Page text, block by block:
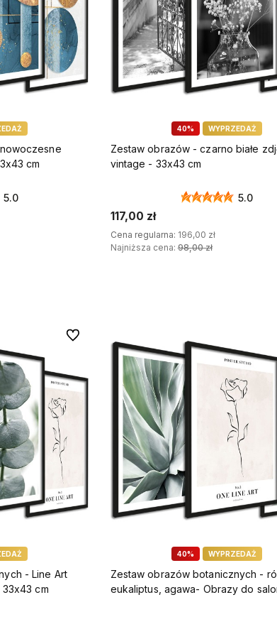
z tradycjami
dekoracji
w
Zaufanie tysięcy klientów
Szybka realizacja
zamówień
Kupujesz w 100% unikatowy
cm
5.0
40% WYPRZEDAŻ
Zestaw obrazów - czarno białe
vintage - 33x43 cm
5.0
117,00 zł
Cena regularna: 196,00 zł
Najniższa cena:98,00 zł
- Line Art
cm
Do ulubionych
40% WYPRZEDAŻ
Zestaw obrazów botanicznych -
eukaliptus, agawa- Obrazy do